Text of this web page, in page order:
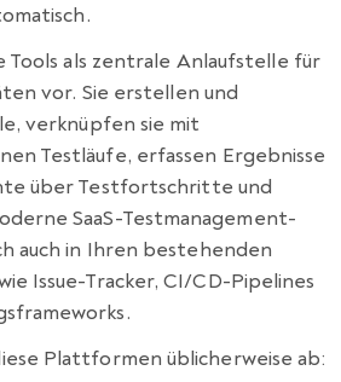
Tools als zentrale Anlaufstelle für
vor. Sie erstellen und
verknüpfen sie mit
Testläufe, erfassen Ergebnisse
über Testfortschritte und
SaaS-Testmanagement-
auch in Ihren bestehenden
Issue-Tracker, CI/CD-Pipelines
Plattformen üblicherweise ab: